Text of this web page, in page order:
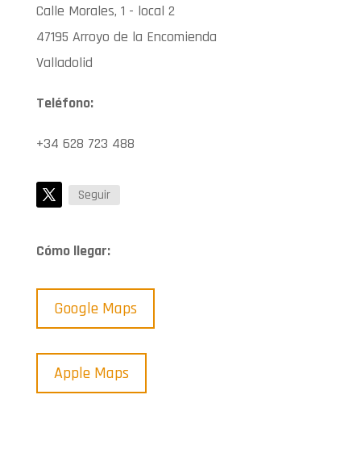
Calle Morales, 1 - local 2
47195 Arroyo de la Encomienda
Valladolid
Teléfono:
+34 628 723 488
Seguir
Cómo llegar:
Google Maps
Apple Maps